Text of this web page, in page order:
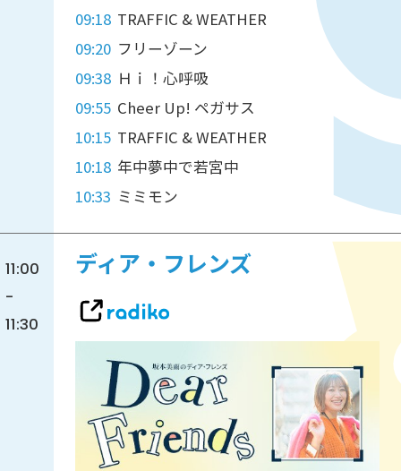
09:18 TRAFFIC & WEATHER
09:20 フリーゾーン
09:38 Ｈｉ！心呼吸
09:55 Cheer Up! ペガサス
10:15 TRAFFIC & WEATHER
10:18 年中夢中で若宮中
10:33 ミミモン
11:00
-
11:30
ディア・フレンズ